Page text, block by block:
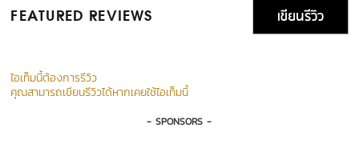
FEATURED REVIEWS เขียนรีวิว
ไอเท็มนี้ต้องการรีวิว
คุณสามารถเขียนรีวิวได้หากเคยใช้ไอเท็มนี้
- SPONSORS -